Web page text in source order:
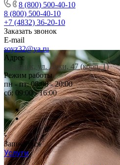
8 (800) 500-40-10
8 (800) 500-40-10
+7 (4832) 36-20-10
Заказать звонок
E-mail
soyz32@ya.ru
Адрес
г. Брянск, ул. Дуки, 47 (корп. 1)
Режим работы
пн - пт: 08:00 - 20:00
сб: 09:00 - 16:00
Записаться
Услуги